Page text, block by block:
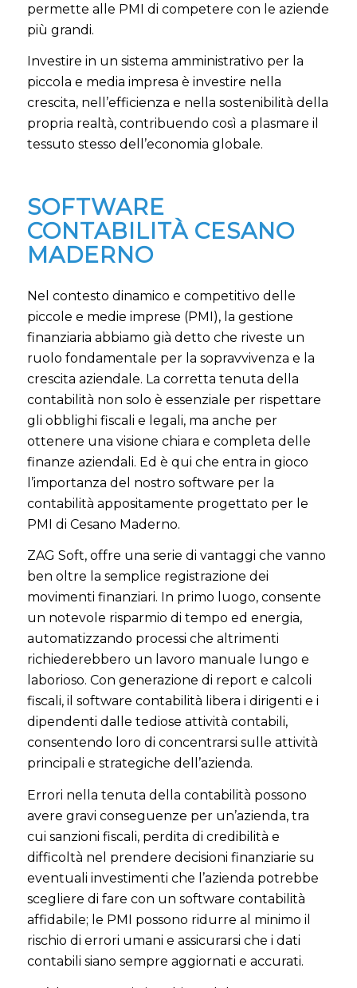
permette alle PMI di competere con le aziende
più grandi.
Investire in un sistema amministrativo per la
piccola e media impresa è investire nella
crescita, nell’efficienza e nella sostenibilità della
propria realtà, contribuendo così a plasmare il
tessuto stesso dell’economia globale.
SOFTWARE
CONTABILITÀ CESANO
MADERNO
Nel contesto dinamico e competitivo delle
piccole e medie imprese (PMI), la gestione
finanziaria abbiamo già detto che riveste un
ruolo fondamentale per la sopravvivenza e la
crescita aziendale. La corretta tenuta della
contabilità non solo è essenziale per rispettare
gli obblighi fiscali e legali, ma anche per
ottenere una visione chiara e completa delle
finanze aziendali. Ed è qui che entra in gioco
l’importanza del nostro software per la
contabilità appositamente progettato per le
PMI di Cesano Maderno.
ZAG Soft, offre una serie di vantaggi che vanno
ben oltre la semplice registrazione dei
movimenti finanziari. In primo luogo, consente
un notevole risparmio di tempo ed energia,
automatizzando processi che altrimenti
richiederebbero un lavoro manuale lungo e
laborioso. Con generazione di report e calcoli
fiscali, il software contabilità libera i dirigenti e i
dipendenti dalle tediose attività contabili,
consentendo loro di concentrarsi sulle attività
principali e strategiche dell’azienda.
Errori nella tenuta della contabilità possono
avere gravi conseguenze per un’azienda, tra
cui sanzioni fiscali, perdita di credibilità e
difficoltà nel prendere decisioni finanziarie su
eventuali investimenti che l’azienda potrebbe
scegliere di fare con un software contabilità
affidabile; le PMI possono ridurre al minimo il
rischio di errori umani e assicurarsi che i dati
contabili siano sempre aggiornati e accurati.